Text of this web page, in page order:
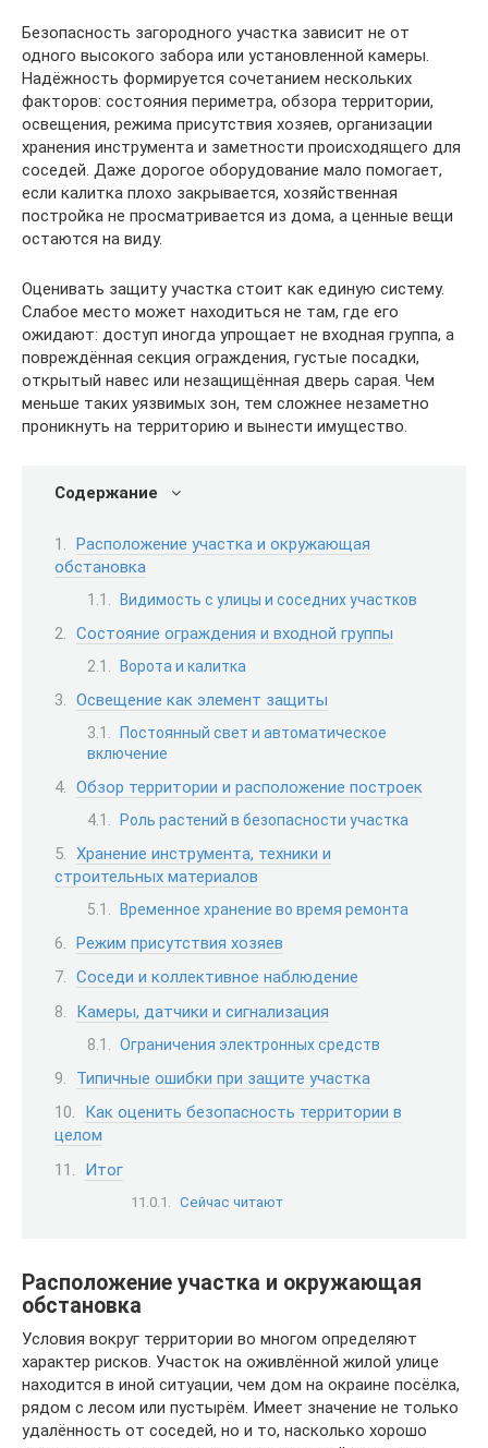
Безопасность загородного участка зависит не от
одного высокого забора или установленной камеры.
Надёжность формируется сочетанием нескольких
факторов: состояния периметра, обзора территории,
освещения, режима присутствия хозяев, организации
хранения инструмента и заметности происходящего для
соседей. Даже дорогое оборудование мало помогает,
если калитка плохо закрывается, хозяйственная
постройка не просматривается из дома, а ценные вещи
остаются на виду.
Оценивать защиту участка стоит как единую систему.
Слабое место может находиться не там, где его
ожидают: доступ иногда упрощает не входная группа, а
повреждённая секция ограждения, густые посадки,
открытый навес или незащищённая дверь сарая. Чем
меньше таких уязвимых зон, тем сложнее незаметно
проникнуть на территорию и вынести имущество.
Содержание
Расположение участка и окружающая
обстановка
Видимость с улицы и соседних участков
Состояние ограждения и входной группы
Ворота и калитка
Освещение как элемент защиты
Постоянный свет и автоматическое
включение
Обзор территории и расположение построек
Роль растений в безопасности участка
Хранение инструмента, техники и
строительных материалов
Временное хранение во время ремонта
Режим присутствия хозяев
Соседи и коллективное наблюдение
Камеры, датчики и сигнализация
Ограничения электронных средств
Типичные ошибки при защите участка
Как оценить безопасность территории в
целом
Итог
Сейчас читают
Расположение участка и окружающая
обстановка
Условия вокруг территории во многом определяют
характер рисков. Участок на оживлённой жилой улице
находится в иной ситуации, чем дом на окраине посёлка,
рядом с лесом или пустырём. Имеет значение не только
удалённость от соседей, но и то, насколько хорошо